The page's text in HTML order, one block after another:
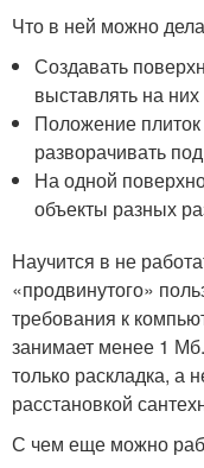
Что в ней можно
Создавать
выставлять на
Положение
разворачивать
На одной
объекты разных
Научится в не
«продвинутого»
требования к
занимает менее 1
только раскладка, а
расстановкой
С чем еще можно